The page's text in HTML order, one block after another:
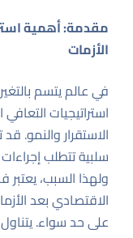
مقدمة: أهمية
الأزمات
في عالم يتسم
استراتيجيات
الاستقرار والنمو.
سلبية تتطلب
ولهذا السبب، يعتبر
الاقتصادي بعد
على حد سواء.